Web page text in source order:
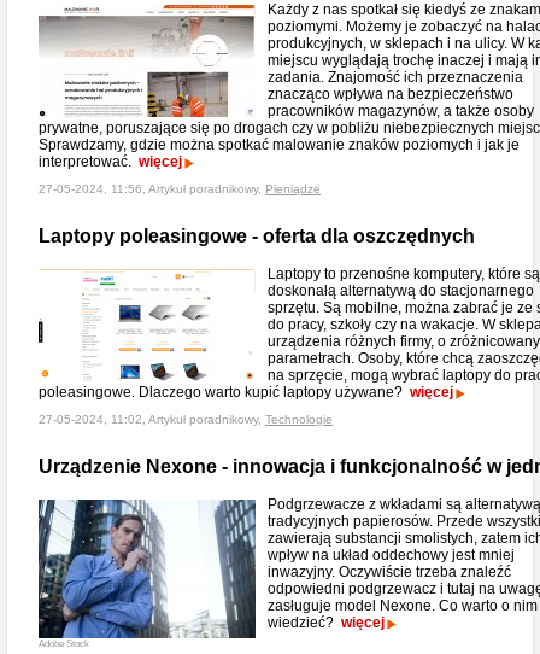
Każdy z nas spotkał się kiedyś ze
poziomymi. Możemy je zobaczyć na
produkcyjnych, w sklepach i na ulicy. W
miejscu wyglądają trochę inaczej i mają
zadania. Znajomość ich przeznaczenia
znacząco wpływa na bezpieczeństwo
pracowników magazynów, a także osoby
prywatne, poruszające się po drogach czy w pobliżu niebezpiecznych
Sprawdzamy, gdzie można spotkać malowanie znaków poziomych i jak je
interpretować. więcej
27-05-2024, 11:56, Artykuł poradnikowy, Pieniądze
Laptopy poleasingowe - oferta dla oszczędnych
Laptopy to przenośne komputery, które są
doskonałą alternatywą do stacjonarnego
sprzętu. Są mobilne, można zabrać je ze
do pracy, szkoły czy na wakacje. W
urządzenia różnych firmy, o
parametrach. Osoby, które chcą
na sprzęcie, mogą wybrać laptopy do
poleasingowe. Dlaczego warto kupić laptopy używane? więcej
27-05-2024, 11:02, Artykuł poradnikowy, Technologie
Urządzenie Nexone - innowacja i funkcjonalność w
Adobe Stock
Podgrzewacze z wkładami są
tradycyjnych papierosów. Przede
zawierają substancji smolistych, zatem
wpływ na układ oddechowy jest mniej
inwazyjny. Oczywiście trzeba znaleźć
odpowiedni podgrzewacz i tutaj na
zasługuje model Nexone. Co warto o nim
wiedzieć? więcej